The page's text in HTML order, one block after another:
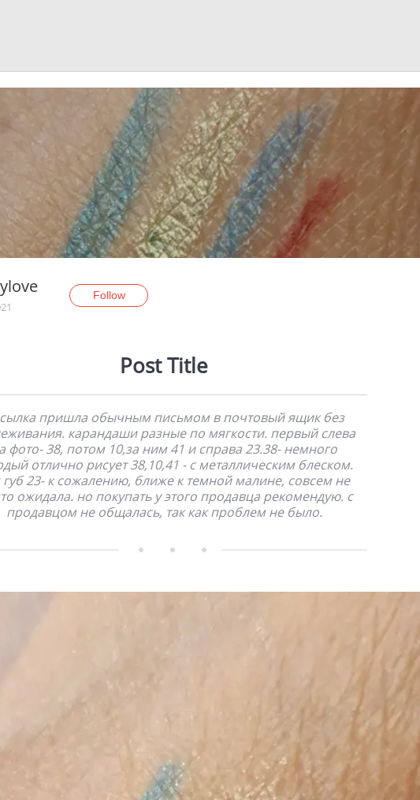
Follow
Post Title
пришла обычным письмом в почтовый ящик без
карандаши разные по мягкости. первый слева
фото- 38, потом 10,за ним 41 и справа 23.38- немного
отлично рисует 38,10,41 - с металлическим блеском.
губ 23- к сожалению, ближе к темной малине, совсем не
ожидала. но покупать у этого продавца рекомендую. с
продавцом не общалась, так как проблем не было.